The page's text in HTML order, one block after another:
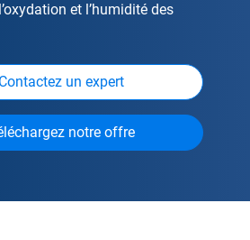
et l’humidité des
Contactez un expert
notre offre